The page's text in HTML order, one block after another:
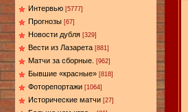
Интервью [5777]
Прогнозы [67]
Новости дубля [329]
Вести из Лазарета [881]
Матчи за сборные. [962]
Бывшие «красные» [818]
Фоторепортажи [1064]
Исторические матчи [27]